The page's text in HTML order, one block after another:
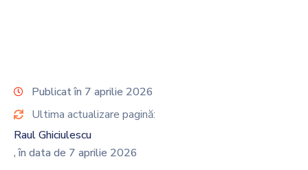
Publicat în 7 aprilie 2026
Ultima actualizare pagină:
Raul Ghiciulescu
, în data de 7 aprilie 2026